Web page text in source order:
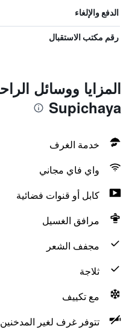
الدفع والإلغاء
رقم مكتب الاستقبال
Supichaya
خدمة الغرف
واي فاي مجاني
كابل أو قنوات فضائية
مرافق الغسيل
مجفف الشعر
ثلاجة
مع تكييف
تتوفر غرف لغير المدخنين